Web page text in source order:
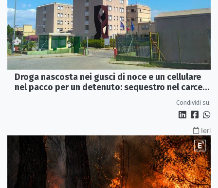
Droga nascosta nei gusci di noce e un cellulare
nel pacco per un detenuto: sequestro nel carcere
Condividi su:
Ieri